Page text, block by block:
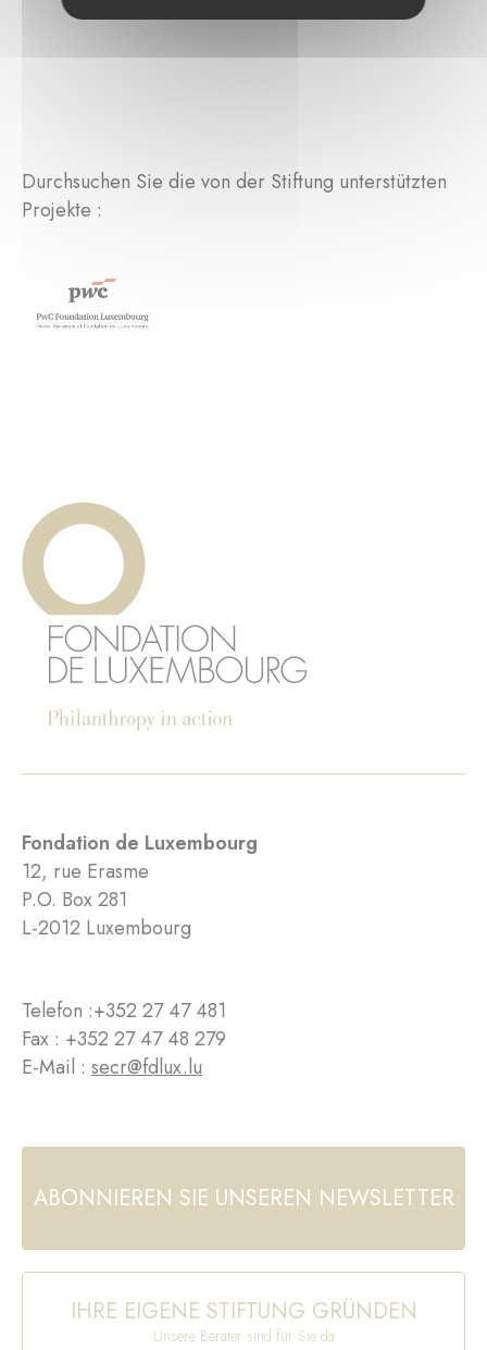
Durchsuchen Sie die von der Stiftung unterstützten
Projekte :
Fondation de Luxembourg
12, rue Erasme
P.O. Box 281
L-2012 Luxembourg
Telefon :+352 27 47 481
Fax : +352 27 47 48 279
E-Mail : secr@fdlux.lu
ABONNIEREN SIE UNSEREN NEWSLETTER
IHRE EIGENE STIFTUNG GRÜNDEN
Unsere Berater sind für Sie da